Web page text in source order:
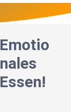
Emotio
nales
Essen!